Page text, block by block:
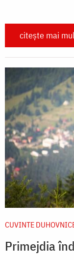
citește mai
CUVINTE
Primejdia